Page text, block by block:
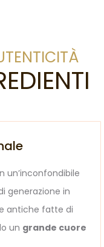
un’inconfondibile
generazione in
antiche fatte di
un grande cuore